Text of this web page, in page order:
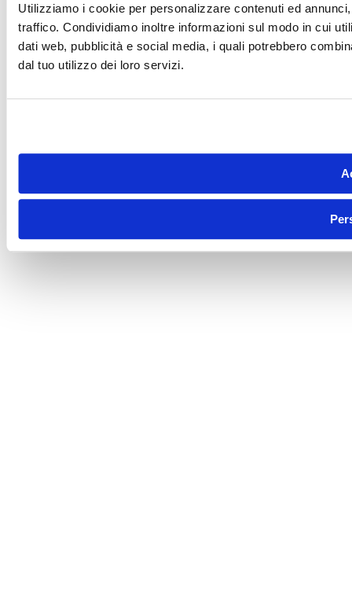
Utilizziamo i cookie per personalizzare contenuti ed
traffico. Condividiamo inoltre informazioni sul modo in cui
dati web, pubblicità e social media, i quali potrebbero
dal tuo utilizzo dei loro servizi.